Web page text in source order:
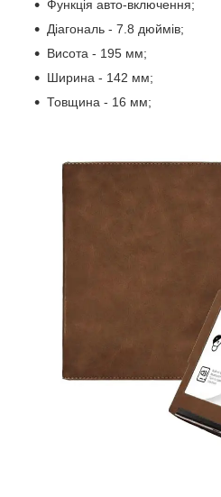
Функція авто-включення;
Діагональ - 7.8 дюймів;
Висота - 195 мм;
Ширина - 142 мм;
Товщина - 16 мм;